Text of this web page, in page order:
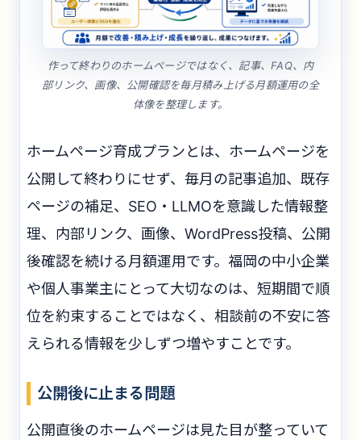
作って終わりのホームページではなく、記事、FAQ、内
部リンク、画像、公開確認を毎月積み上げる月額運用の全
体像を整理します。
ホームページ育成プランとは、ホームページを
公開して終わりにせず、毎月の記事追加、既存
ページの補足、SEO・LLMOを意識した情報整
理、内部リンク、画像、WordPress投稿、公開
後確認を続ける月額運用です。福岡の中小企業
や個人事業主にとって大切なのは、短期間で順
位を約束することではなく、相談前の不安に答
えられる情報を少しずつ増やすことです。
公開後に止まる問題
公開直後のホームページは見た目が整っていて